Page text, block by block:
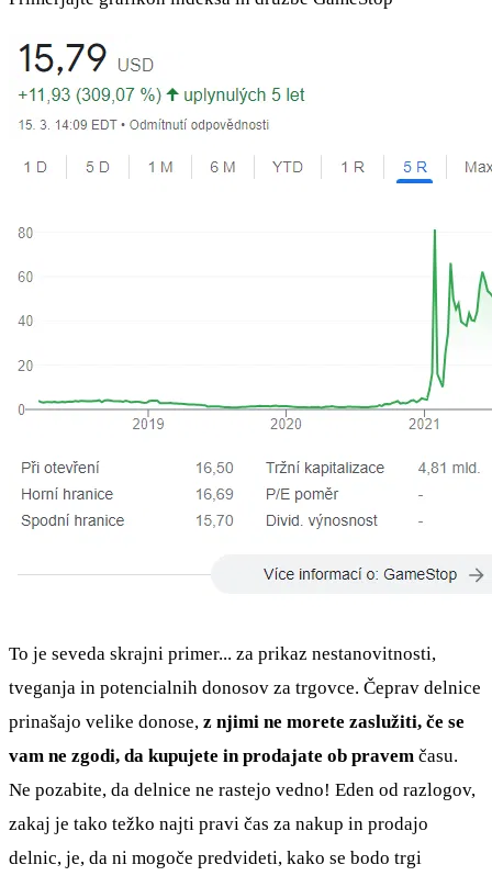
To je seveda skrajni primer... za prikaz nestanovitnosti,
tveganja in potencialnih donosov za trgovce. Čeprav delnice
prinašajo velike donose, z njimi ne morete zaslužiti, če se
vam ne zgodi, da kupujete in prodajate ob pravem času.
Ne pozabite, da delnice ne rastejo vedno! Eden od razlogov,
zakaj je tako težko najti pravi čas za nakup in prodajo
delnic, je, da ni mogoče predvideti, kako se bodo trgi